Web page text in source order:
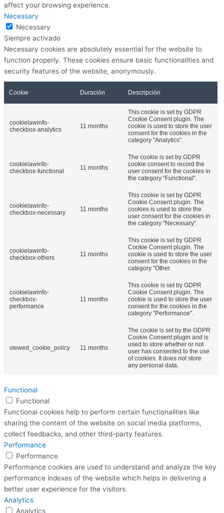
affect your browsing experience.
Necessary
Necessary
Siempre activado
Necessary cookies are absolutely essential for the website to
function properly. These cookies ensure basic functionalities and
security features of the website, anonymously.
Cookie Duración Descripción
cookielawinfo-
checkbox-analytics
11 months
This cookie is set by GDPR
Cookie Consent plugin. The
cookie is used to store the user
consent for the cookies in the
category "Analytics".
cookielawinfo-
checkbox-functional
11 months
The cookie is set by GDPR
cookie consent to record the
user consent for the cookies in
the category "Functional".
cookielawinfo-
checkbox-necessary
11 months
This cookie is set by GDPR
Cookie Consent plugin. The
cookies is used to store the
user consent for the cookies in
the category "Necessary".
cookielawinfo-
checkbox-others
11 months
This cookie is set by GDPR
Cookie Consent plugin. The
cookie is used to store the user
consent for the cookies in the
category "Other.
cookielawinfo-
checkbox-
performance
11 months
This cookie is set by GDPR
Cookie Consent plugin. The
cookie is used to store the user
consent for the cookies in the
category "Performance".
viewed_cookie_policy 11 months
The cookie is set by the GDPR
Cookie Consent plugin and is
used to store whether or not
user has consented to the use
of cookies. It does not store
any personal data.
Functional
Functional
Functional cookies help to perform certain functionalities like
sharing the content of the website on social media platforms,
collect feedbacks, and other third-party features.
Performance
Performance
Performance cookies are used to understand and analyze the key
performance indexes of the website which helps in delivering a
better user experience for the visitors.
Analytics
Analytics